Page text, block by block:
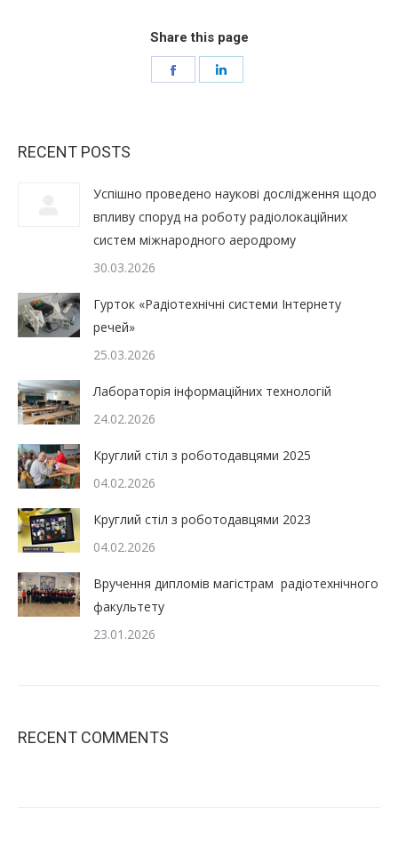
Share this page
RECENT POSTS
Успішно проведено наукові дослідження щодо
впливу споруд на роботу радіолокаційних
систем міжнародного аеродрому
30.03.2026
Гурток «Радіотехнічні системи Інтернету
речей»
25.03.2026
Лабораторія інформаційних технологій
24.02.2026
Круглий стіл з роботодавцями 2025
04.02.2026
Круглий стіл з роботодавцями 2023
04.02.2026
Вручення дипломів магістрам радіотехнічного
факультету
23.01.2026
RECENT COMMENTS